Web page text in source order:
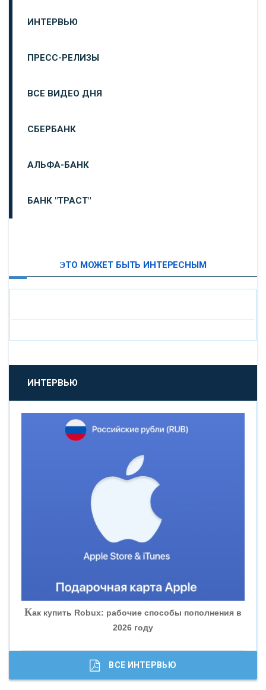
ИНТЕРВЬЮ
ПРЕСС-РЕЛИЗЫ
ВСЕ ВИДЕО ДНЯ
СБЕРБАНК
АЛЬФА-БАНК
БАНК "ТРАСТ"
«БАНК САНКТ-ПЕТЕРБУРГ»
«ПРОМСВЯЗЬБАНК»
«НОВИКОМБАНК»
«ВНЕШПРОМБАНК»
«БАНК ГЛОБЭКС»
«СОВКОМБАНК»
«ГАЗПРОМБАНК»
ЭТО МОЖЕТ БЫТЬ ИНТЕРЕСНЫМ
ИНТЕРВЬЮ
Как купить Robux: рабочие способы пополнения в
2026 году
ВСЕ ИНТЕРВЬЮ